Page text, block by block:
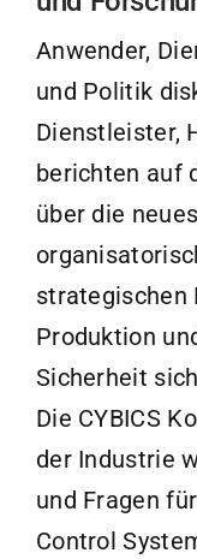
Anwender,
und Politik
Dienstleister,
berichten auf
über die
strategischen
Produktion
Sicherheit
Die CYBICS
der Industrie
und Fragen
Control